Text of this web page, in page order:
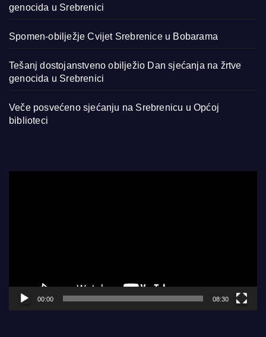
genocida u Srebrenici
Spomen-obilježje Cvijet Srebrenice u Bobarama
Tešanj dostojanstveno obilježio Dan sjećanja na žrtve
genocida u Srebrenici
Veče posvećeno sjećanju na Srebrenicu u Općoj
biblioteci
00:00 08:30